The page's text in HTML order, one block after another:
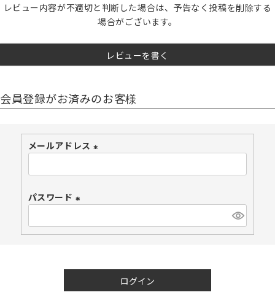
レビュー内容が不適切と判断した場合は、予告なく投稿を削除する
場合がございます。
レビューを書く
会員登録がお済みのお客様
メールアドレス
必
)
パスワード
必
ログイン